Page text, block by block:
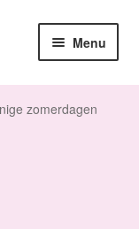
Menu
zomerdagen